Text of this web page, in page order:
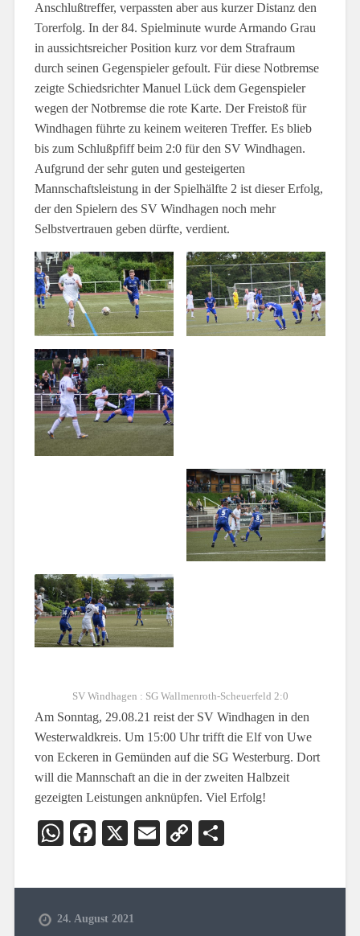
Anschlußtreffer, verpassten aber aus kurzer Distanz den
Torerfolg. In der 84. Spielminute wurde Armando Grau
in aussichtsreicher Position kurz vor dem Strafraum
durch seinen Gegenspieler gefoult. Für diese Notbremse
zeigte Schiedsrichter Manuel Lück dem Gegenspieler
wegen der Notbremse die rote Karte. Der Freistoß für
Windhagen führte zu keinem weiteren Treffer. Es blieb
bis zum Schlußpfiff beim 2:0 für den SV Windhagen.
Aufgrund der sehr guten und gesteigerten
Mannschaftsleistung in der Spielhälfte 2 ist dieser Erfolg,
der den Spielern des SV Windhagen noch mehr
Selbstvertrauen geben dürfte, verdient.
SV Windhagen : SG Wallmenroth-Scheuerfeld 2:0
Am Sonntag, 29.08.21 reist der SV Windhagen in den
Westerwaldkreis. Um 15:00 Uhr trifft die Elf von Uwe
von Eckeren in Gemünden auf die SG Westerburg. Dort
will die Mannschaft an die in der zweiten Halbzeit
gezeigten Leistungen anknüpfen. Viel Erfolg!
WhatsApp
Facebook
X EmailCopy
24. August 2021